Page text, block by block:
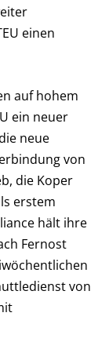
einen
auf hohem
ein neuer
neue
von
die Koper
erstem
hält ihre
Fernost
von